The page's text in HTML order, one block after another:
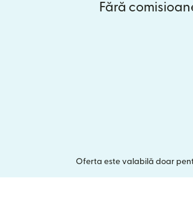
Fără
Oferta este valabilă doar